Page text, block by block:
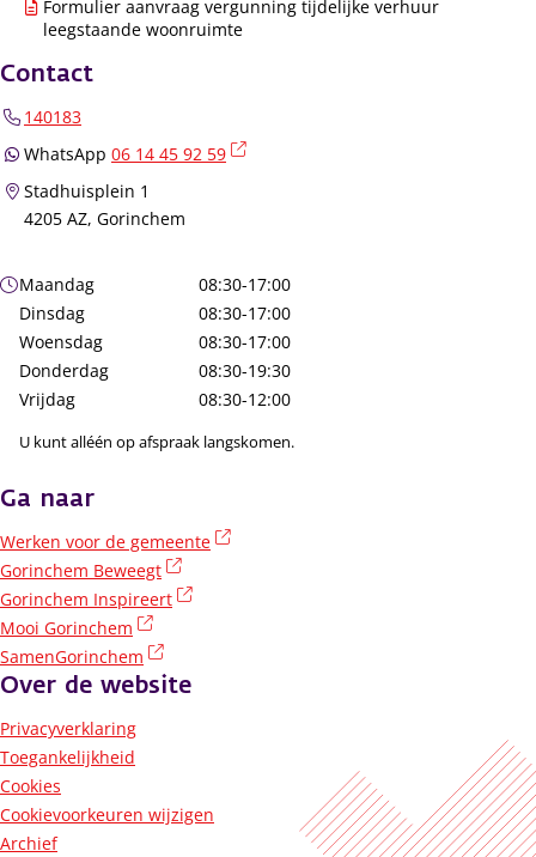
Formulier aanvraag vergunning tijdelijke verhuur
leegstaande woonruimte
Contact
140183
WhatsApp 06 14 45 92 59
Stadhuisplein 1
4205 AZ, Gorinchem
Openingstijden
Maandag
08:30-17:00
Dinsdag
08:30-17:00
Woensdag
08:30-17:00
Donderdag
08:30-19:30
Vrijdag
08:30-12:00
U kunt alléén op afspraak langskomen.
Ga naar
Werken voor de gemeente
Gorinchem Beweegt
Gorinchem Inspireert
Mooi Gorinchem
SamenGorinchem
Over de website
Privacyverklaring
Toegankelijkheid
Cookies
Cookievoorkeuren wijzigen
Archief